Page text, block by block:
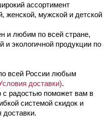
ассортимент
женской, мужской и детской
и любим по всей стране,
и экологичной продукции по
всей России любым
доставки).
радостью поможет вам в
системой скидок и